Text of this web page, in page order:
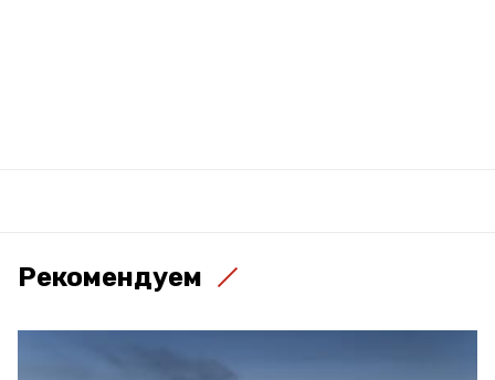
Рекомендуем